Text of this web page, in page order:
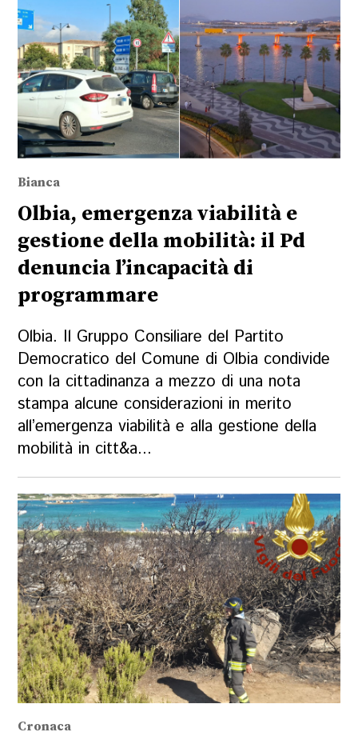
Bianca
Olbia, emergenza viabilità e
gestione della mobilità: il Pd
denuncia l’incapacità di
programmare
Olbia. Il Gruppo Consiliare del Partito
Democratico del Comune di Olbia condivide
con la cittadinanza a mezzo di una nota
stampa alcune considerazioni in merito
all’emergenza viabilità e alla gestione della
mobilità in citt&a...
Cronaca